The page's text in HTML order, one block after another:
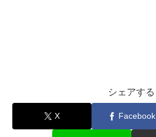
シェアする
X Facebook